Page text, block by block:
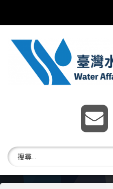
關於我們
團體會員
臺灣水務發展研討會
加入會員
English Website
content